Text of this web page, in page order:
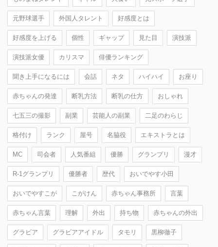
元野球選手 外国人タレント 好感度とは
好感度を上げる 個性 ギャップ 見た目 演技派
演技派女優 カリスマ 俳優ランキング
聞き上手になるには 会話 ネタ ハイハイ お座り
赤ちゃんの発達 断乳方法 断乳の仕方 おしゃれ
七五三の撮影 副業 芸能人の副業 二足のわらじ
格付け ランク 屋号 名脇役 エキストラとは
MC 司会者 人気番組 優勝 グランプリ 漫才
R-1グランプリ 優勝者 歴代 おいでやす小田
おいでやすこが こがけん 赤ちゃん事務所 言葉
赤ちゃん言葉 理解 外出 持ち物 赤ちゃんの外出
グラビア グラビアアイドル タモリ 黒柳徹子